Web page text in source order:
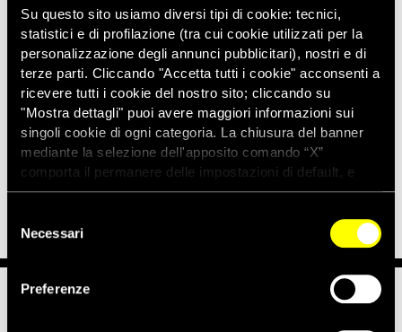
Su questo sito usiamo diversi tipi di cookie: tecnici,
statistici e di profilazione (tra cui cookie utilizzati per la
personalizzazione degli annunci pubblicitari), nostri e di
terze parti. Cliccando "Accetta tutti i cookie" acconsenti a
ricevere tutti i cookie del nostro sito; cliccando su
"Mostra dettagli" puoi avere maggiori informazioni sui
singoli cookie di ogni categoria. La chiusura del banner
mediante la selezione dell'apposito comando “X”
comporta il permanere delle impostazioni di default, e
dunque la continuazione della navigazione con i cookie
dei cookie attivi sul sito clicca
delNecessari
Preferenze
Swaziland. La polizia ha anche trattenuto un giornalista che
seguiva l’evento e ha aggredito un difensore dei diritti umani
che scattato delle fotografie durante l’operazione della polizia.
Gli arresti di massa sono avvenuti appena due giorni prima
delle manifestazioni per la democrazia organizzate nel paese.
Nell’ultimo anno attivisti politici, difensori dei diritti umani e
sindacalisti sono stati perseguitati, minacciati, maltrattati e
detenuti dalla polizia sulla base di draconiane leggi